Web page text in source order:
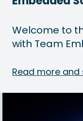
Welcome to
with Team
Read more and